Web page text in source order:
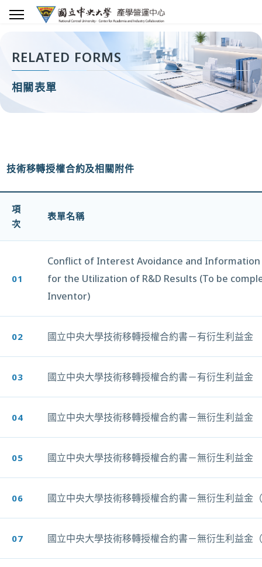
RELATED FORMS
相關表單
技術移轉授權合約及相關附件
項
次
表單名稱
01
Conflict of Interest Avoidance and Information
for the Utilization of R&D Results (To be
Inventor)
02 國立中央大學技術移轉授權合約書－有衍生利益金
另開新視窗
03 國立中央大學技術移轉授權合約書－有衍生利益金
另開新視窗
04 國立中央大學技術移轉授權合約書－無衍生利益金
另開新視窗
05 國立中央大學技術移轉授權合約書－無衍生利益金
另開新視窗
06 國立中央大學技術移轉授權合約書－無衍生利益金
另開新視窗
07 國立中央大學技術移轉授權合約書－無衍生利益金
另開新視窗